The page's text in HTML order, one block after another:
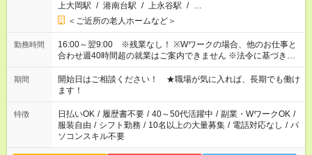
上大岡駅 / 港南台駅 / 上永谷駅 / …
＜ご近所の老人ホームなど＞
勤務時間
16:00～翌9:00 ※残業なし！ ※Wワークの場合、他のお仕事と
合わせ週40時間超の就業はご案内できません ※法令に基づき、
週20時間以上勤務は社会保険への加入対象となります ※労働者
派遣法（日雇い派遣の原則禁止）により、短時間・短期間の就
業はご案内が難しい場合があります
期間
開始日はご相談ください！ ★職場が気に入れば、長期でも働け
ます！
特徴 日払いOK / 履歴書不要 / 40～50代活躍中 / 副業・WワークOK /
服装自由 / シフト勤務 / 10名以上の大量募集 / 電話対応なし / パ
ソコンスキル不要